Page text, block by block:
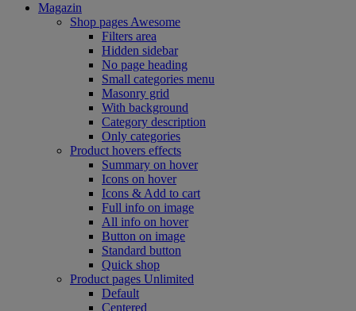
Magazin
Shop pages Awesome
Filters area
Hidden sidebar
No page heading
Small categories menu
Masonry grid
With background
Category description
Only categories
Product hovers effects
Summary on hover
Icons on hover
Icons & Add to cart
Full info on image
All info on hover
Button on image
Standard button
Quick shop
Product pages Unlimited
Default
Centered